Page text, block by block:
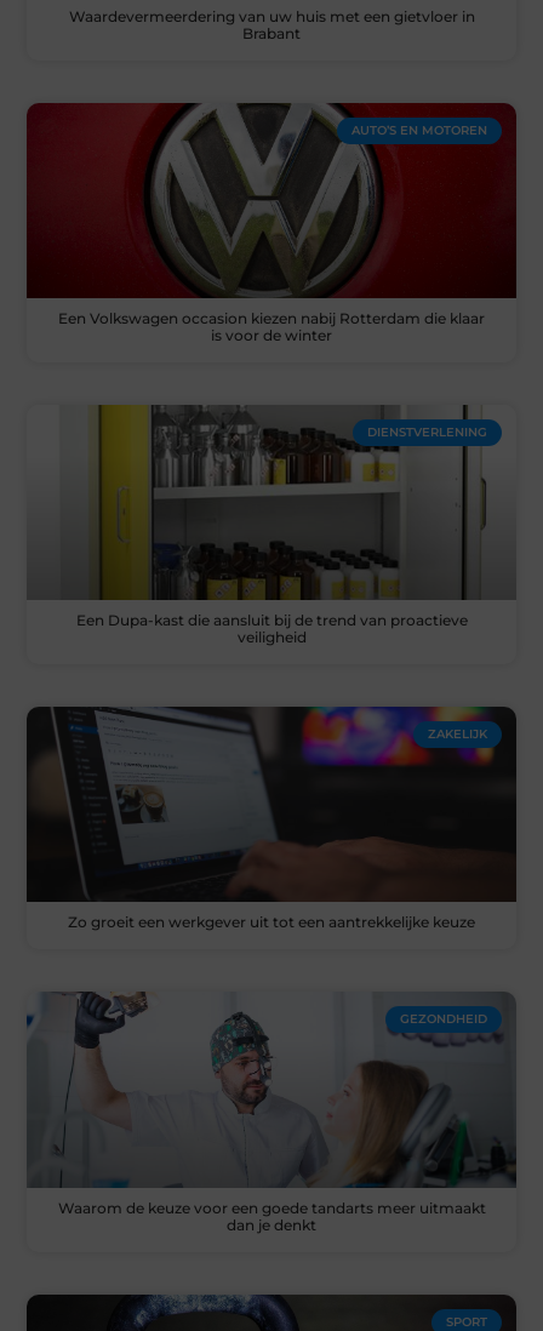
Waardevermeerdering van uw huis met een gietvloer in
Brabant
AUTO’S EN MOTOREN
Een Volkswagen occasion kiezen nabij Rotterdam die klaar
is voor de winter
DIENSTVERLENING
Een Dupa-kast die aansluit bij de trend van proactieve
veiligheid
ZAKELIJK
Zo groeit een werkgever uit tot een aantrekkelijke keuze
GEZONDHEID
Waarom de keuze voor een goede tandarts meer uitmaakt
dan je denkt
SPORT